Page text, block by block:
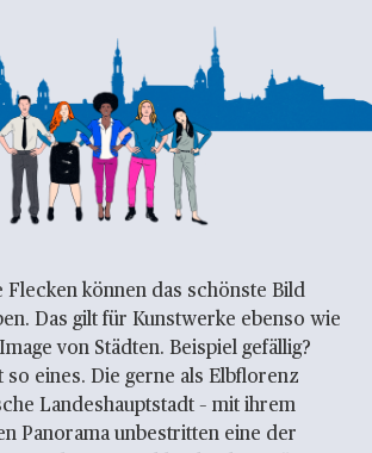
Flecken können das schönste Bild
Das gilt für Kunstwerke ebenso wie
von Städten. Beispiel gefällig?
so eines. Die gerne als Elbflorenz
Landeshauptstadt – mit ihrem
Panorama unbestritten eine der